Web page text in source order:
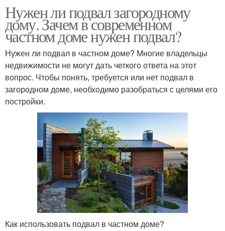
Нужен ли подвал загородному
дому. Зачем в современном
частном доме нужен подвал?
Нужен ли подвал в частном доме? Многие владельцы
недвижимости не могут дать четкого ответа на этот
вопрос. Чтобы понять, требуется или нет подвал в
загородном доме, необходимо разобраться с целями его
постройки.
Как использовать подвал в частном доме?